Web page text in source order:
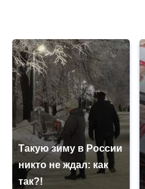
Такую зиму в России
никто не ждал: как
так?!